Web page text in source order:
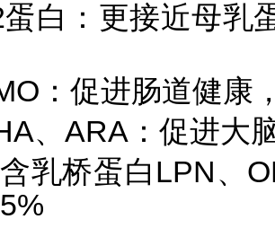
蛋白：更接近母乳
：促进肠道健康
、ARA：促进大
乳桥蛋白LPN、